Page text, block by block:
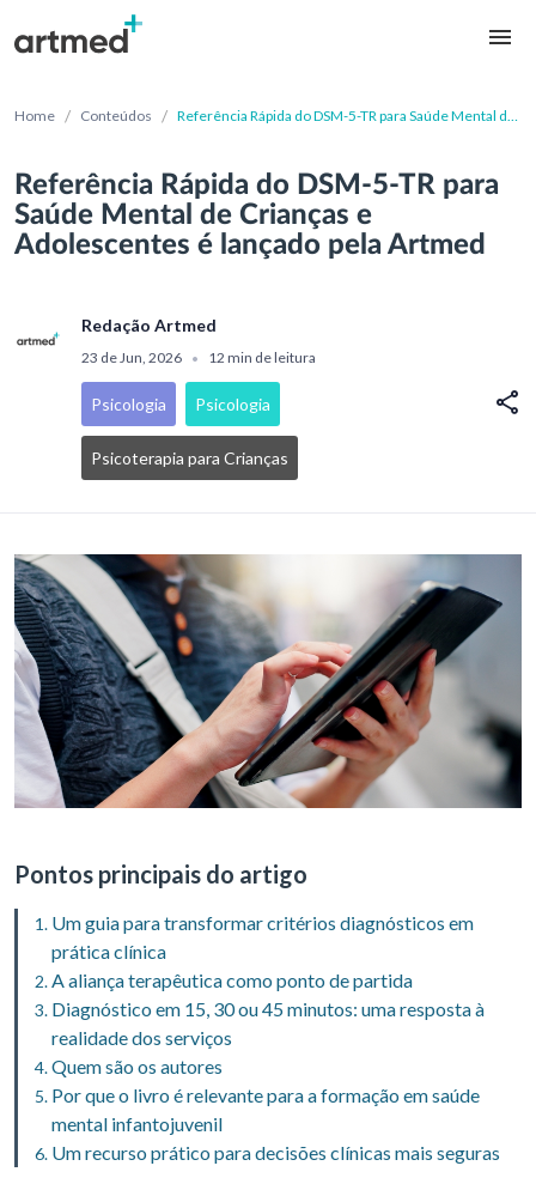
Home / Conteúdos / Referência Rápida do DSM-5-TR para Saúde Mental de
Referência Rápida do DSM-5-TR para
Saúde Mental de Crianças e
Adolescentes é lançado pela Artmed
Redação Artmed
23 de Jun, 2026 • 12 min de leitura
Psicologia Psicologia
Psicoterapia para Crianças
Pontos principais do artigo
Um guia para transformar critérios diagnósticos em
prática clínica
A aliança terapêutica como ponto de partida
Diagnóstico em 15, 30 ou 45 minutos: uma resposta à
realidade dos serviços
Quem são os autores
Por que o livro é relevante para a formação em saúde
mental infantojuvenil
Um recurso prático para decisões clínicas mais seguras